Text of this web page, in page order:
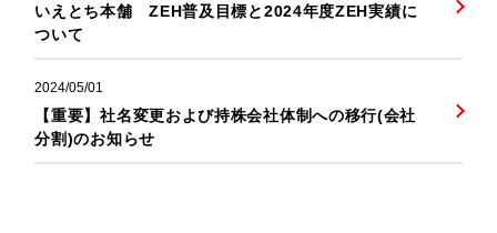
いえとち本舗 ZEH普及目標と2024年度ZEH実績に
ついて
2024/05/01
【重要】社名変更および持株会社体制への移行(会社
分割)のお知らせ